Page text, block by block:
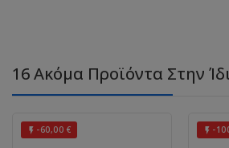
16 Ακόμα Προϊόντα Στην
 -60,00 €  -